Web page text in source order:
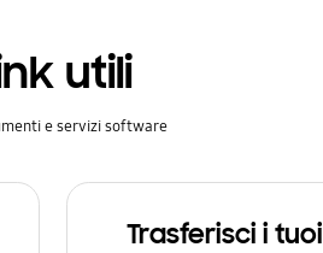
utili
e servizi software
Trasferisci i